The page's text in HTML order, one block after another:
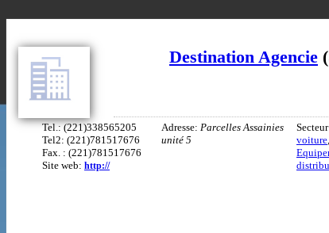
Destination Agencie
Tel.: (221)338565205
Tel2: (221)781517676
Fax. : (221)781517676
Site web: http://
Adresse: Parcelles Assainies
unité 5
voiture,